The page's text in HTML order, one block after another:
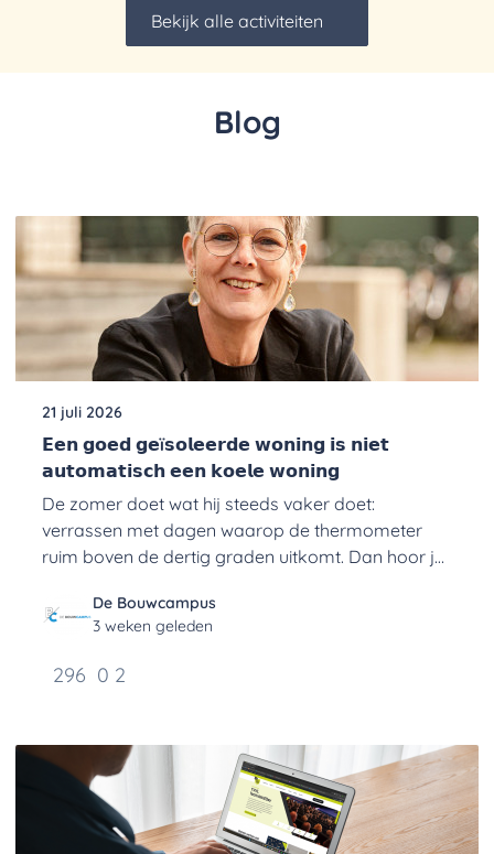
Bekijk alle activiteiten
Blog
21 juli 2026
𝗘𝗲𝗻 𝗴𝗼𝗲𝗱 𝗴𝗲ï𝘀𝗼𝗹𝗲𝗲𝗿𝗱𝗲 𝘄𝗼𝗻𝗶𝗻𝗴 𝗶𝘀 𝗻𝗶𝗲𝘁
𝗮𝘂𝘁𝗼𝗺𝗮𝘁𝗶𝘀𝗰𝗵 𝗲𝗲𝗻 𝗸𝗼𝗲𝗹𝗲 𝘄𝗼𝗻𝗶𝗻𝗴
De zomer doet wat hij steeds vaker doet:
verrassen met dagen waarop de thermometer
ruim boven de dertig graden uitkomt. Dan hoor je
maanden geleden. Niet meer over tocht of een
hoge energierekening, maar over slaapkam
De Bouwcampus
3 weken geleden
296 0 2